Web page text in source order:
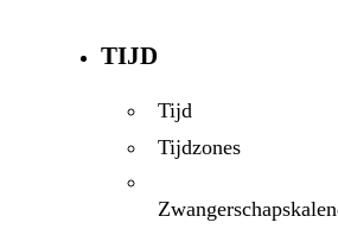
TIJD
Tijd
Tijdzones